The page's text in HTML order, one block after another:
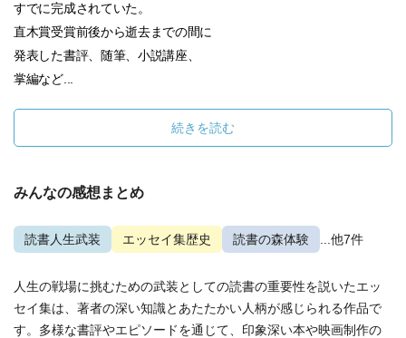
すでに完成されていた。
直木賞受賞前後から逝去までの間に
発表した書評、随筆、小説講座、
掌編など...
続きを読む
みんなの感想まとめ
読書人生武装 エッセイ集歴史 読書の森体験 ...他7件
人生の戦場に挑むための武装としての読書の重要性を説いたエッ
セイ集は、著者の深い知識とあたたかい人柄が感じられる作品で
す。多様な書評やエピソードを通じて、印象深い本や映画制作の